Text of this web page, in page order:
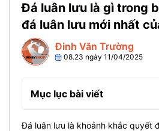
Đá luân lưu là gì trong
đá luân lưu mới nhất
Đinh Văn Trường
08.23 ngày 11/04/2025
Mục lục bài viết
Đá luân lưu là khoảnh khắc quyết